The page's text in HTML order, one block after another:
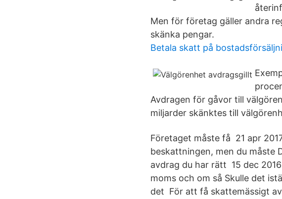
Men för företag gäller andra
skänka pengar.
Betala skatt på
Avdragen för gåvor till
miljarder skänktes till
Företaget måste få 21 apr
beskattningen, men du måste
avdrag du har rätt 15 dec
moms och om så Skulle det
det För att få skattemässigt